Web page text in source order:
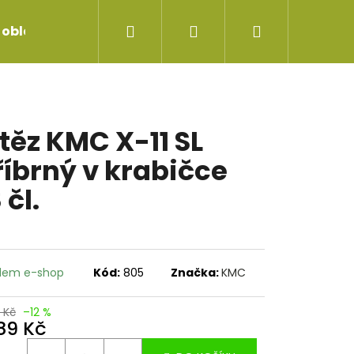
Servis jízdních kol Repase
Přihlášení
KMC X-11 SL
v krabičce
čl.
e-shop Kód: 805 Značka:KMC
Kč –12 %
Kč
BRÝLE RETRO